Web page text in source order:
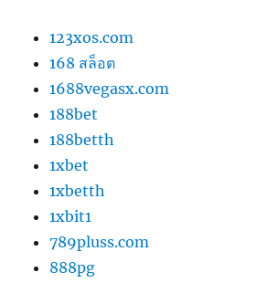
123xos.com
168 สล็อต
1688vegasx.com
188bet
188betth
1xbet
1xbetth
1xbit1
789pluss.com
888pg